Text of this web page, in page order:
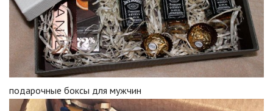
подарочные боксы для мужчин